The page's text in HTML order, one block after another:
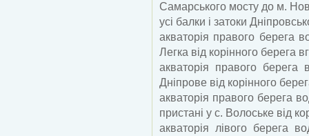
Самарського мосту до м.
усі балки і затоки
акваторія правого берега
Легка від корінного берега
акваторія правого
Дніпрове від корінного
акваторія правого берега
пристані у с. Волоське від
акваторія лівого берега